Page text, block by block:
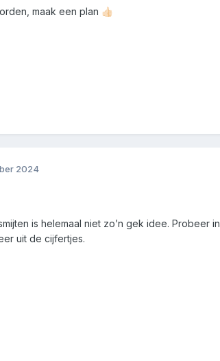
maak een plan 👍🏻
2024
is helemaal niet zo’n gek idee.
uit de cijfertjes.